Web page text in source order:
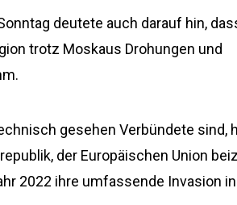
deutete auch darauf hin,
trotz Moskaus Drohungen und
gesehen Verbündete sind,
der Europäischen Union
2022 ihre umfassende Invasion